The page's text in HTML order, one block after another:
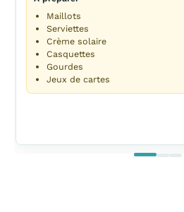
Maillots
Serviettes
Crème solaire
Casquettes
Gourdes
Jeux de cartes